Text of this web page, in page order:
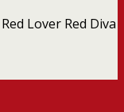
Lover Red Diva